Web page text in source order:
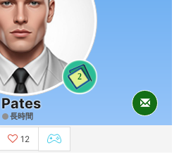
2
Pates
長時間
12